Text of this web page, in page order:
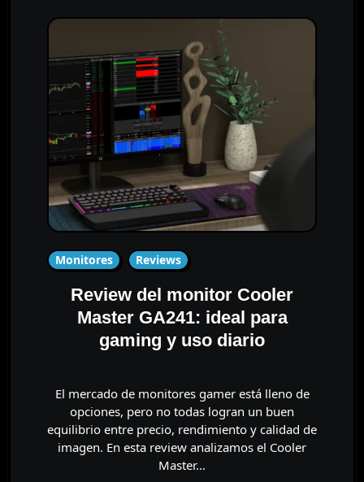
Monitores Reviews
Review del monitor Cooler
Master GA241: ideal para
gaming y uso diario
El mercado de monitores gamer está lleno de
opciones, pero no todas logran un buen
equilibrio entre precio, rendimiento y calidad de
imagen. En esta review analizamos el Cooler
Master…